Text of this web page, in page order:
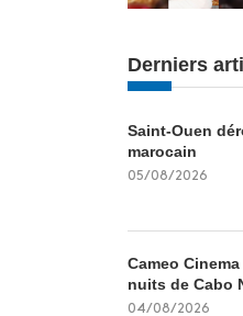
Derniers
Saint-Ouen
marocain
05/08/2026
Cameo
nuits de Cabo
04/08/2026